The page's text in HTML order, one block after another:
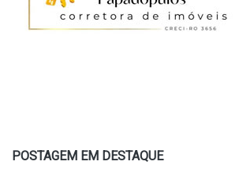
POSTAGEM EM DESTAQUE